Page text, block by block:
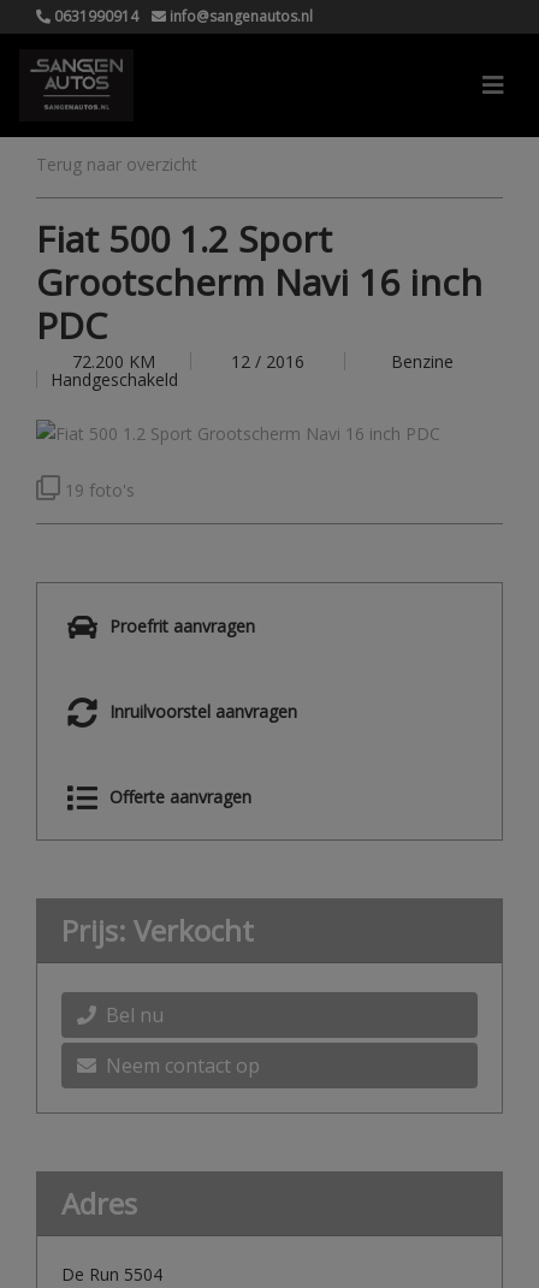
0631990914 info@sangenautos.nl
Terug naar overzicht
Fiat 500 1.2 Sport
Grootscherm Navi 16 inch
PDC
72.200 KM 12 / 2016 Benzine
Handgeschakeld
19 foto's
Proefrit aanvragen
Inruilvoorstel aanvragen
Offerte aanvragen
Prijs: Verkocht
Bel nu
Neem contact op
Adres
De Run 5504